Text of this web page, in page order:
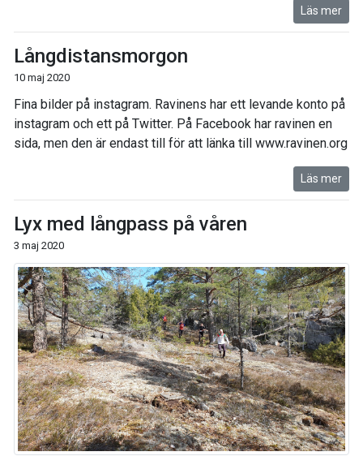
Läs mer
Långdistansmorgon
10 maj 2020
Fina bilder på instagram. Ravinens har ett levande konto på
instagram och ett på Twitter. På Facebook har ravinen en
sida, men den är endast till för att länka till www.ravinen.org
Läs mer
Lyx med långpass på våren
3 maj 2020